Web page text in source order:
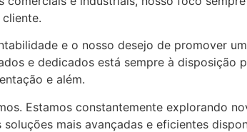
e o nosso desejo de promover
e dedicados está sempre à
e além.
Estamos constantemente explorando
mais avançadas e eficientes